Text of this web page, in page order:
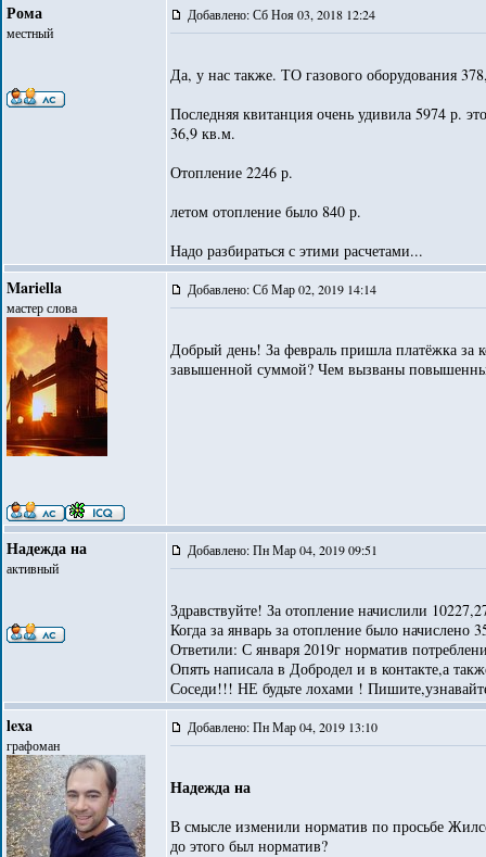
Рома
местный
Добавлено: Сб Ноя 03, 2018 12:24
Да, у нас также. ТО газового оборудования
Последняя квитанция очень удивила 5974 р.
36,9 кв.м.
Отопление 2246 р.
летом отопление было 840 р.
Надо разбираться с этими расчетами...
Mariella
мастер слова
Добавлено: Сб Мар 02, 2019 14:14
Добрый день! За февраль пришла платёжка за
завышенной суммой? Чем вызваны
Надежда на
активный
Добавлено: Пн Мар 04, 2019 09:51
Здравствуйте! За отопление начислили
Когда за январь за отопление было
Ответили: С января 2019г норматив
Опять написала в Добродел и в контакте,а
Соседи!!! НЕ будьте лохами !
lexa
графоман
Добавлено: Пн Мар 04, 2019 13:10
Надежда на
В смысле изменили норматив по просьбе
до этого был норматив?